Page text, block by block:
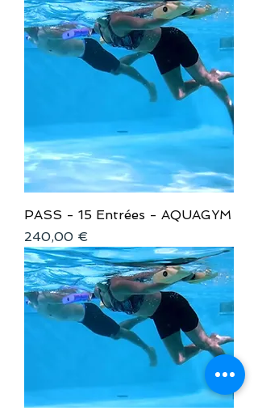
PASS - 15 Entrées - AQUAGYM
Prix
240,00 €